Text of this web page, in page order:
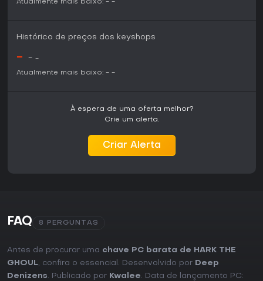
Atualmente mais baixo: - -
Histórico de preços dos keyshops
- - -
Atualmente mais baixo: - -
À espera de uma oferta melhor?
Crie um alerta.
Criar Alerta
FAQ 8 PERGUNTAS
Antes de procurar uma chave PC barata de HARK THE
GHOUL, confira o essencial. Desenvolvido por Deep
Denizens. Publicado por Kwalee. Data de lançamento PC: